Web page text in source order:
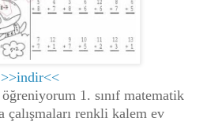
>>indir<<
1. sınıf matematik
çalışmaları renkli kalem ev